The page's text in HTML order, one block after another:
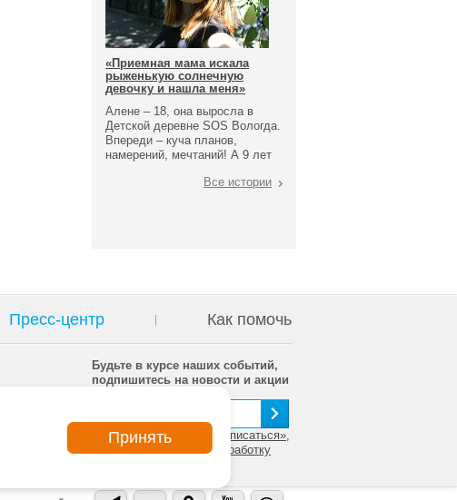
«Приемная мама искала
рыженькую солнечную
девочку и нашла меня»
Алене – 18, она выросла в
Детской деревне SOS Вологда.
Впереди – куча планов,
намерений, мечтаний! А 9 лет
интернатное учреждение,
Все истории
Пресс-центр Как помочь
Будьте в курсе наших событий,
подпишитесь на новости и акции
Нажимая на кнопку «Подписаться»,
вы даете согласие на обработку
Принять